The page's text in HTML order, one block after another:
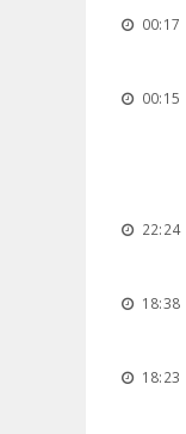
00:17
00:15
22:24
18:38
18:23